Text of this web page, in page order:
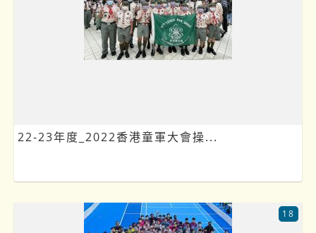
22-23年度_2022香港童軍大會操...
18